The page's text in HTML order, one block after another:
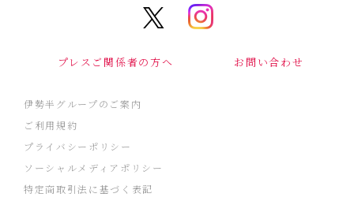
プレスご関係者の方へ お問い合わせ
伊勢半グループのご案内
ご利用規約
プライバシーポリシー
ソーシャルメディアポリシー
特定商取引法に基づく表記